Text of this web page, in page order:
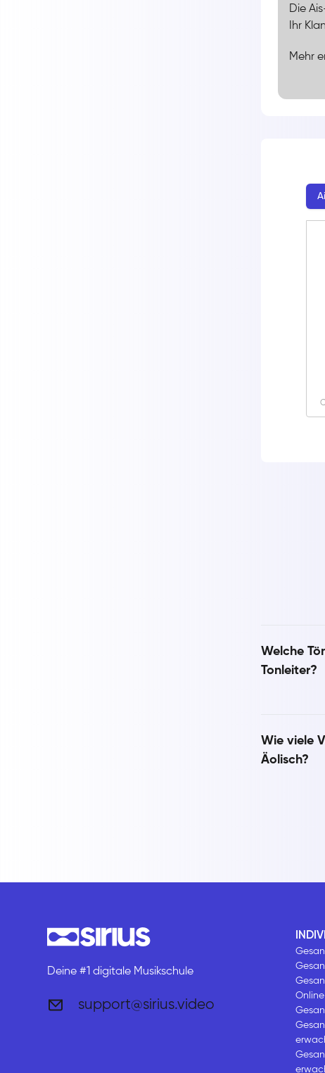
Die
Ihr
Mehr
Welche
Tonleiter?
Wie viele
Äolisch?
Deine #1 digitale Musikschule
support@sirius.video